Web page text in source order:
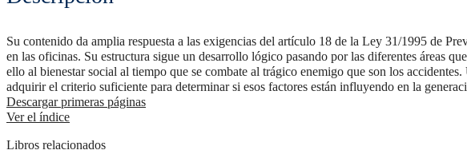
Su contenido da amplia respuesta a las exigencias del artículo 18 de la Ley 31/1995 de
en las oficinas. Su estructura sigue un desarrollo lógico pasando por las diferentes áreas
ello al bienestar social al tiempo que se combate al trágico enemigo que son los
adquirir el criterio suficiente para determinar si esos factores están influyendo en la
Descargar primeras páginas
Ver el índice
Libros relacionados